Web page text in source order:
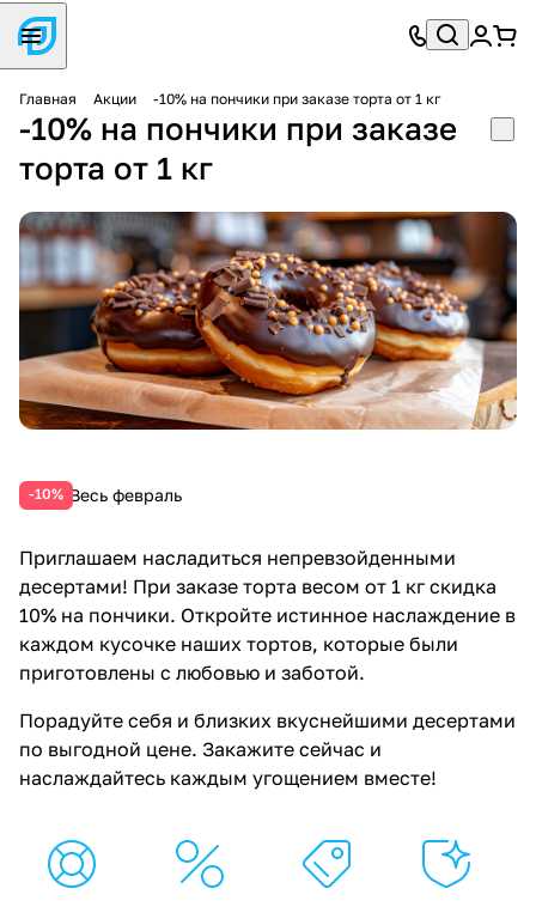
Главная Акции -10% на пончики при заказе торта от 1 кг
-10% на пончики при заказе
торта от 1 кг
-10% Весь февраль
Приглашаем насладиться непревзойденными
десертами! При заказе торта весом от 1 кг скидка
10% на пончики. Откройте истинное наслаждение в
каждом кусочке наших тортов, которые были
приготовлены с любовью и заботой.
Порадуйте себя и близких вкуснейшими десертами
по выгодной цене. Закажите сейчас и
наслаждайтесь каждым угощением вместе!